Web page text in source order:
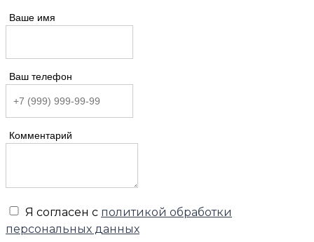
Ваше имя
Ваш телефон
Комментарий
Я согласен с политикой обработки
персональных данных